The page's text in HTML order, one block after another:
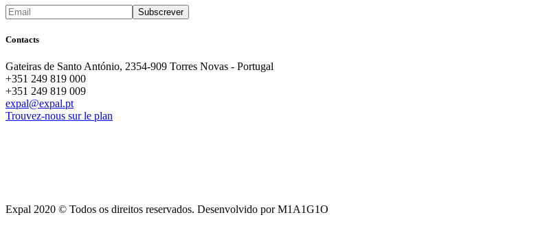
Contacts
Gateiras de Santo António, 2354-909 Torres Novas - Portugal
+351 249 819 000
+351 249 819 009
expal@expal.pt
Trouvez-nous sur le plan
Expal 2020 © Todos os direitos reservados. Desenvolvido por M1A1G1O